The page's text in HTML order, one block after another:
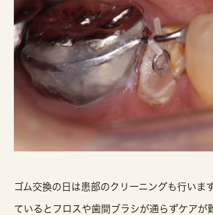
ゴム交換の日は患部のクリーニングも行いま
ているとフロスや歯間ブラシが通らずケアが